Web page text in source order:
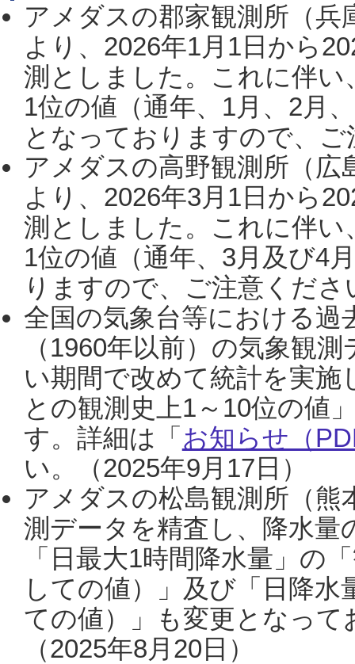
アメダスの郡家観測所（
より、2026年1月1日から
測としました。これに伴い
1位の値（通年、1月、2月
となっておりますので、
アメダスの高野観測所（
より、2026年3月1日から
測としました。これに伴い
1位の値（通年、3月及び4
りますので、ご注意くだ
全国の気象台等における過
（1960年以前）の気象観
い期間で改めて統計を実
との観測史上1～10位の値
す。詳細は「 お知らせ（
い。（2025年9月17日）
アメダスの松島観測所（熊
測データを精査し、降水
「日最大1時間降水量」の
しての値）」及び「日降
ての値）」も変更となっ
（2025年8月20日）